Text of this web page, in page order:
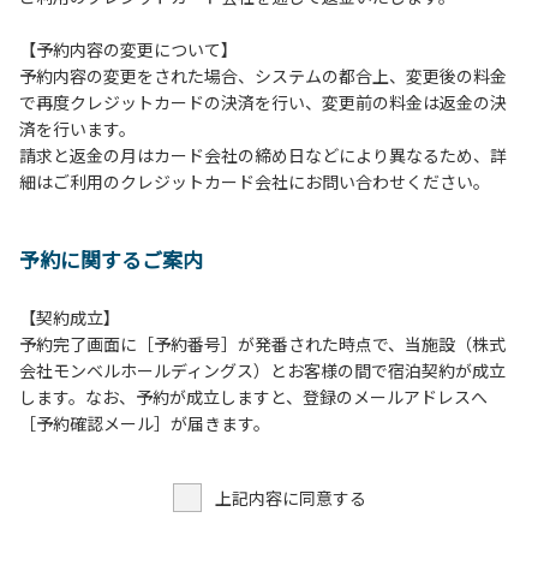
６.周囲に迷惑となるような行為（夜間の大声での談笑等）や
他人に嫌悪感を与えるような行為はお止めください。
７.BBQ台（BBQコンロやグリル）は室内およびデッキ部分
は使用禁止です。使用の際は土面またはアスファルト面にて
床面から高さ60cm以上離してご利用ください。
８.炭火の利用後は炭の鎮火の確認をお願いいたします。
テントの設営、テーブル・椅子の持ち出しは禁止です。
【ロッジご利用上の注意事項ならびに禁止事項】
１.動物（ペット類）の同伴はご遠慮願います。
２.安全管理上、お子様の単独での行動はご遠慮ください。
３.調度品などの持ち出しはしないでください。
６.周囲に迷惑となるような行為（夜間の大声での談笑等）や
【予約内容の変更について】
予約内容の変更をされた場合、システムの都合上、変更後の料金
で再度クレジットカードの決済を行い、変更前の料金は返金の決
済を行います。
請求と返金の月はカード会社の締め日などにより異なるため、詳
細はご利用のクレジットカード会社にお問い合わせください。
予約に関するご案内
【契約成立】
予約完了画面に［予約番号］が発番された時点で、当施設（株式
会社モンベルホールディングス）とお客様の間で宿泊契約が成立
します。なお、予約が成立しますと、登録のメールアドレスへ
［予約確認メール］が届きます。
上記内容に同意する